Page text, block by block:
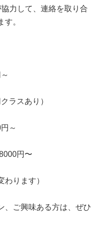
力して、連絡を取り合
。
ラスあり）
～
円〜
わります）
、ご興味ある方は、ぜひ